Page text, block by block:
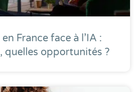
France face à l’IA :
quelles opportunités ?